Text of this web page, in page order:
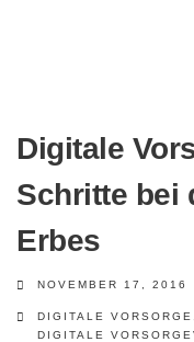
Das digitale Testament
Digitale Vorsorge
Digitale
Schritte bei
Erbes
NOVEMBER 17, 2016
DIGITALE VORSORGE
DIGITALE